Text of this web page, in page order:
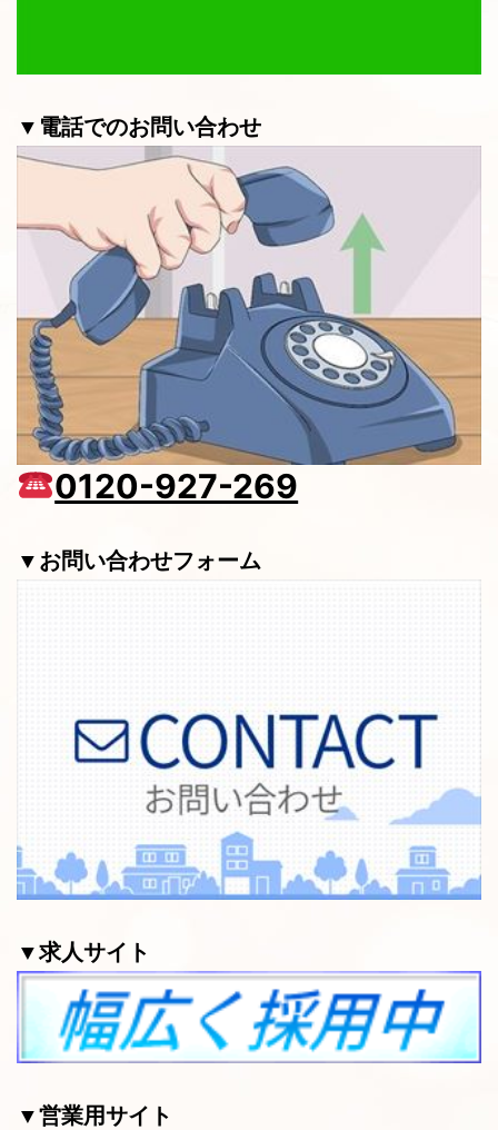
▼電話でのお問い合わせ
0120-927-269
▼お問い合わせフォーム
▼求人サイト
▼営業用サイト